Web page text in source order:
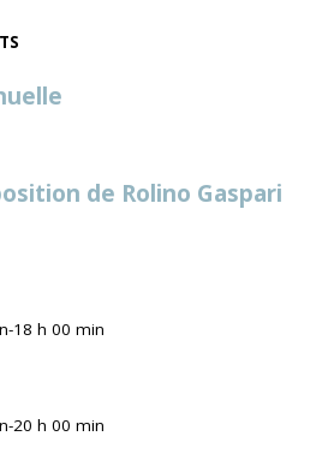
de Rolino Gaspari
-18 h 00 min
-20 h 00 min